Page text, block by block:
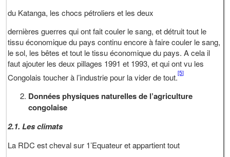
du Katanga, les chocs pétroliers et les deux
dernières guerres qui ont fait couler le sang, et détruit tout le
tissu économique du pays continu encore à faire couler le sang,
le sol, les bêtes et tout le tissu économique du pays. A cela il
faut ajouter les deux pillages 1991 et 1993, et qui ont vu les
Congolais toucher à l’industrie pour la vider de tout.[5]
Données physiques naturelles de l’agriculture
congolaise
2.1. Les climats
La RDC est cheval sur 1’Equateur et appartient tout